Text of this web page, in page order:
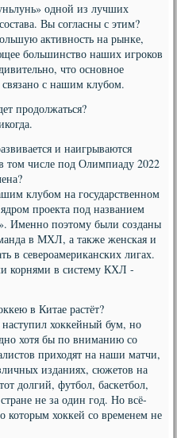
одной из лучших
Вы согласны с этим?
активность на рынке,
большинство наших игроков
что основное
связано с нашим клубом.
продолжаться?
и наигрываются
том числе под Олимпиаду 2022
клубом на государственном
проекта под названием
Именно поэтому были созданы
в МХЛ, а также женская и
в североамериканских лигах.
корнями в систему КХЛ -
в Китае растёт?
наступил хоккейный бум, но
хотя бы по вниманию со
приходят на наши матчи,
изданиях, сюжетов на
долгий, футбол, баскетбол,
не за один год. Но всё-
которым хоккей со временем не